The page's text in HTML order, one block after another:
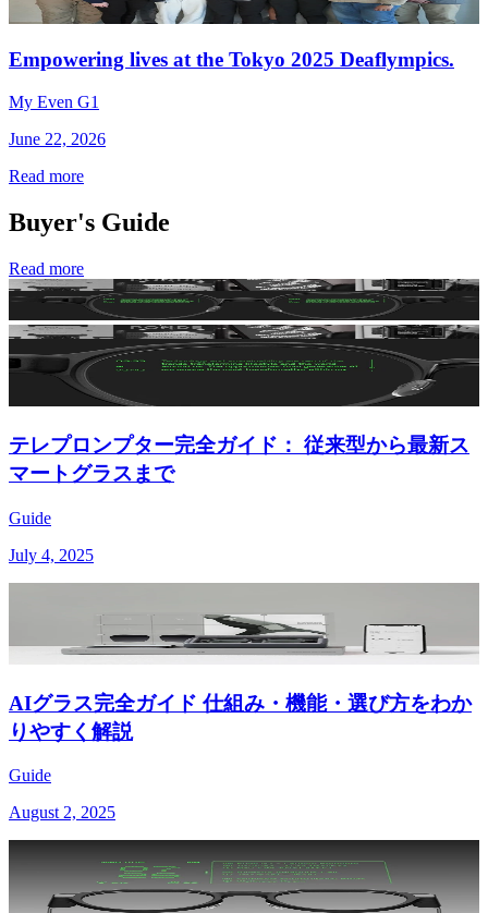
Empowering lives at the Tokyo 2025 Deaflympics.
My Even G1
June 22, 2026
Read more
Buyer's Guide
Read more
テレプロンプター完全ガイド： 従来型から最新ス
マートグラスまで
Guide
July 4, 2025
AIグラス完全ガイド 仕組み・機能・選び方をわか
りやすく解説
Guide
August 2, 2025